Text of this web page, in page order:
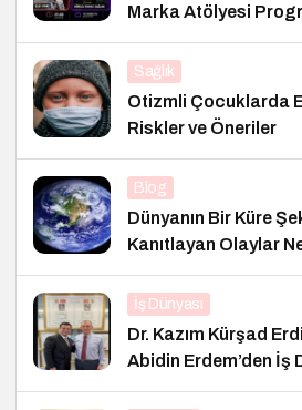
Marka Atölyesi
Sağlık
Otizmli Çocuklarda
Riskler ve Öneriler
Blog
Dünyanın Bir Küre
Kanıtlayan Olaylar
İş Dünyası
Dr. Kazım Kürşad
Abidin Erdem’den İş